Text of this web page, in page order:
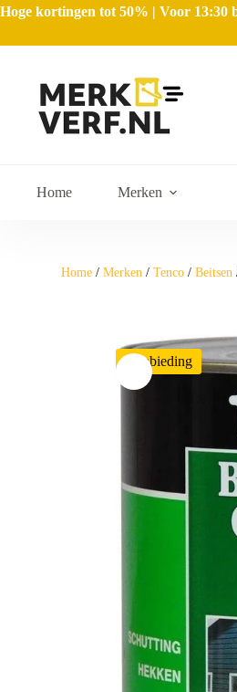
Hoge kortingen tot 50% | Voor 13:30
Home Merken
Home /Merken /Tenco /Beitsen
Aanbieding